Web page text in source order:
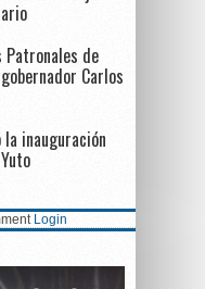
de
Carlos
la inauguración
Login